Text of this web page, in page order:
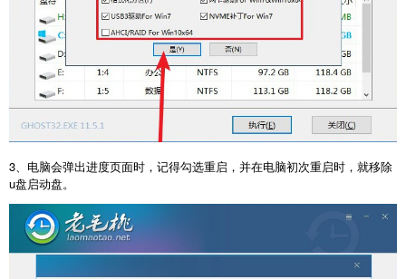
3、电脑会弹出进度页面时，记得勾选重启，并在电脑初次重启时，就移除
u盘启动盘。